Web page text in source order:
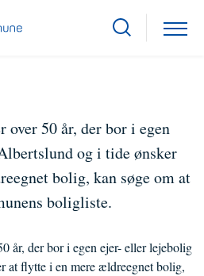
50 år, der bor i egen
og i tide ønsker
bolig, kan søge om at
boligliste.
år, der bor i egen ejer- eller lejebolig
at flytte i en mere ældreegnet bolig,